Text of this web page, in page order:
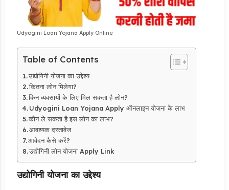
Udyogini Loan Yojana Apply Online
Table of Contents
उद्योगिनी योजना का उद्देश्य
कितना लोन मिलेगा?
किन व्यवसायों के लिए मिल सकता है लोन?
Udyogini Loan Yojana Apply ऑनलाइन योजना के लाभ
कौन ले सकता है इस लोन का लाभ?
आवश्यक दस्तावेज
आवेदन कैसे करें?
उद्योगिनी लोन योजना Apply Link
उद्योगिनी योजना का उद्देश्य